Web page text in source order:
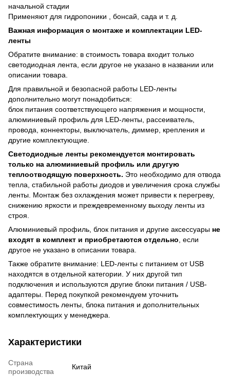
начальной стадии
Применяют для гидропоники , бонсай, сада и т. д.
Важная информация о монтаже и комплектации LED-
ленты
Обратите внимание: в стоимость товара входит только
светодиодная лента, если другое не указано в названии или
описании товара.
Для правильной и безопасной работы LED-ленты
дополнительно могут понадобиться:
блок питания соответствующего напряжения и мощности,
алюминиевый профиль для LED-ленты, рассеиватель,
провода, коннекторы, выключатель, диммер, крепления и
другие комплектующие.
Светодиодные ленты рекомендуется монтировать
только на алюминиевый профиль или другую
теплоотводящую поверхность. Это необходимо для отвода
тепла, стабильной работы диодов и увеличения срока службы
ленты. Монтаж без охлаждения может привести к перегреву,
снижению яркости и преждевременному выходу ленты из
строя.
Алюминиевый профиль, блок питания и другие аксессуары не
входят в комплект и приобретаются отдельно , если
другое не указано в описании товара.
Также обратите внимание: LED-ленты с питанием от USB
находятся в отдельной категории. У них другой тип
подключения и используются другие блоки питания / USB-
адаптеры. Перед покупкой рекомендуем уточнить
совместимость ленты, блока питания и дополнительных
комплектующих у менеджера.
Характеристики
Страна
производства
Китай